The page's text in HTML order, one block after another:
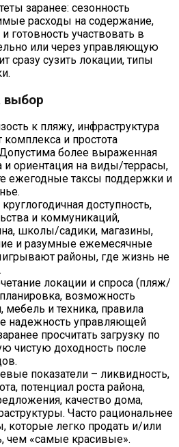
заранее: сезонность
расходы на содержание,
готовность участвовать в
или через управляющую
сразу сузить локации, типы
выбор
к пляжу, инфраструктура
и простота
более выраженная
и ориентация на виды/террасы,
ежегодные таксы поддержки и
доступность,
и коммуникаций,
школы/садики, магазины,
и разумные ежемесячные
районы, где жизнь не
локации и спроса (пляж/
возможность
мебель и техника, правила
надежность управляющей
просчитать загрузку по
чистую доходность после
показатели – ликвидность,
потенциал роста района,
качество дома,
Часто рациональнее
которые легко продать и/или
чем «самые красивые».